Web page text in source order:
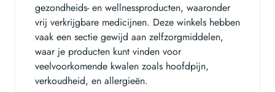
gezondheids- en wellnessproducten, waaronder
vrij verkrijgbare medicijnen. Deze winkels hebben
vaak een sectie gewijd aan zelfzorgmiddelen,
waar je producten kunt vinden voor
veelvoorkomende kwalen zoals hoofdpijn,
verkoudheid, en allergieën.